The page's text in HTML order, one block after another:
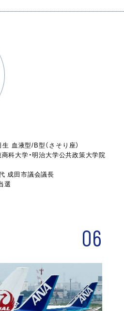
血液型/B型（さそり座）
科大学・明治大学公共政策大学院
成田市議会議長
選
06